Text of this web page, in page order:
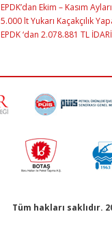
EPDK’dan Ekim – Kasım
5.000 lt Yukarı Kaçakçılık
EPDK ‘dan 2.078.881 TL
Tüm hakları